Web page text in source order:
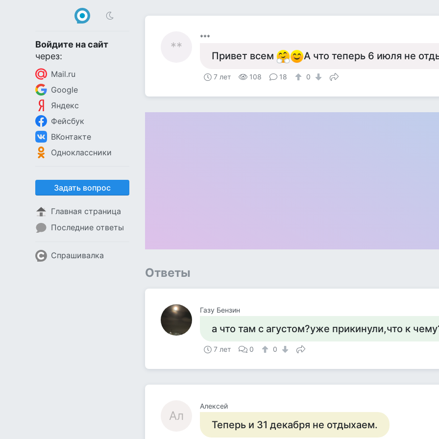
Войдите на сайт
через:
Mail.ru
Google
Яндекс
Фейсбук
ВКонтакте
Одноклассники
Задать вопрос
Главная страница
Последние ответы
Спрашивалка
**
***
Привет всем А что теперь 6 июля не
7 лет 108 18 0
Ответы
Газу Бензин
а что там с агустом?уже прикинули,что к
7 лет 0 0
Ал
Алексей
Теперь и 31 декабря не отдыхаем.